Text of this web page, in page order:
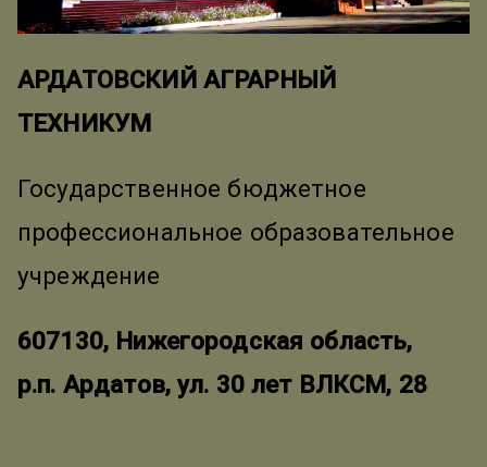
АРДАТОВСКИЙ АГРАРНЫЙ
ТЕХНИКУМ
Государственное бюджетное
профессиональное образовательное
учреждение
607130, Нижегородская область,
р.п. Ардатов, ул. 30 лет ВЛКСМ, 28